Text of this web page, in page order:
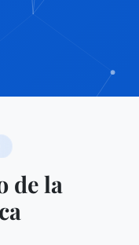
de la